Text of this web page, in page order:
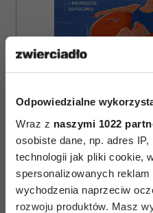
Odpowiedzialne
Wraz z naszymi 1022
osobiste dane, np. adres
technologii jak pliki cookie,
spersonalizowanych
wychodzenia naprzeciw
rozwoju produktów. Masz
WYDANIE
E-